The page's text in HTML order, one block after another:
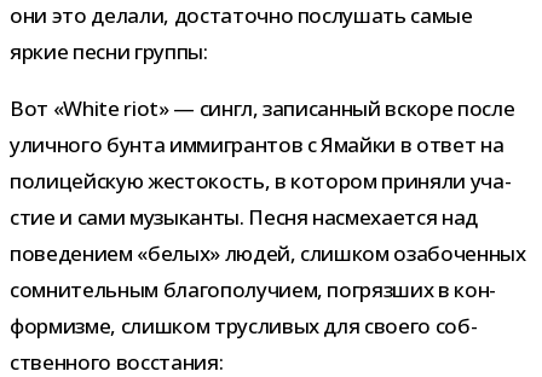
они это делали, доста­точно послу­шать самые
яркие песни группы:
Вот «White riot» — сингл, запи­сан­ный вскоре после
улич­ного бунта имми­гран­тов с Ямайки в ответ на
поли­цей­скую жесто­кость, в кото­ром при­няли уча­
стие и сами музы­канты. Песня насме­ха­ется над
пове­де­нием «белых» людей, слиш­ком оза­бо­чен­ных
сомни­тель­ным бла­го­по­лу­чием, погряз­ших в кон­
фор­мизме, слиш­ком трус­ли­вых для сво­его соб­
ствен­ного восстания: